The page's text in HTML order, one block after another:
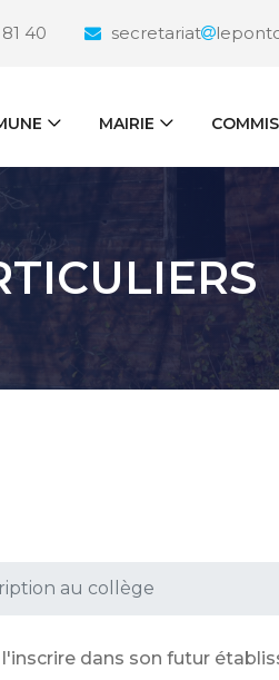
40 secretariat
MAIRIE
au collège
dans son futur